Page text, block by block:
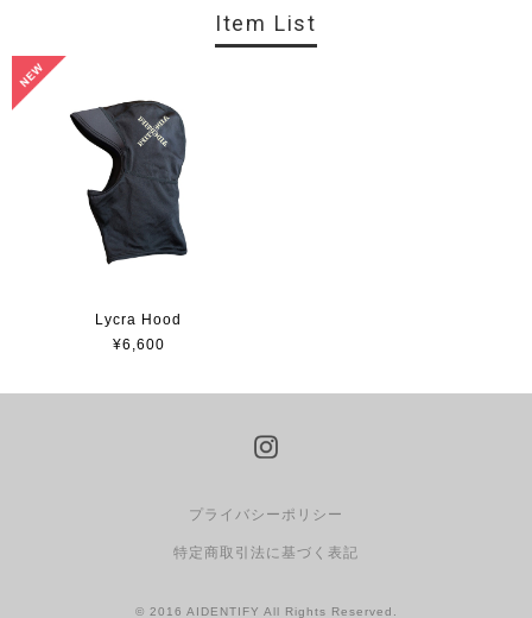
Item List
Lycra Hood
¥6,600
プライバシーポリシー
特定商取引法に基づく表記
© 2016 AIDENTIFY All Rights Reserved.